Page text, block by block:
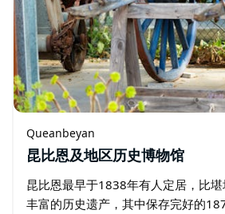
Queanbeyan
昆比恩及地区历史博物馆
昆比恩最早于1838年有人定居，比
丰富的历史遗产，其中保存完好的